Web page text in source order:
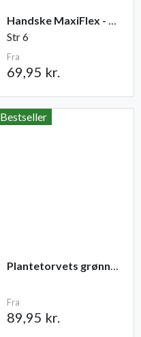
Handske MaxiFlex - Cut
Str 6
Fra
69,95 kr.
Bestseller
Plantetorvets grønne vandingspose 75 liter
Fra
89,95 kr.